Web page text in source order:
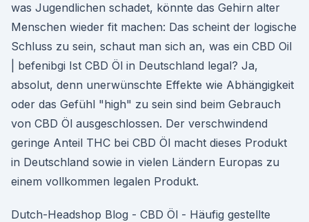
was Jugendlichen schadet, könnte das Gehirn alter
Menschen wieder fit machen: Das scheint der logische
Schluss zu sein, schaut man sich an, was ein CBD Oil
| befenibgi Ist CBD Öl in Deutschland legal? Ja,
absolut, denn unerwünschte Effekte wie Abhängigkeit
oder das Gefühl "high" zu sein sind beim Gebrauch
von CBD Öl ausgeschlossen. Der verschwindend
geringe Anteil THC bei CBD Öl macht dieses Produkt
in Deutschland sowie in vielen Ländern Europas zu
einem vollkommen legalen Produkt.
Dutch-Headshop Blog - CBD Öl - Häufig gestellte